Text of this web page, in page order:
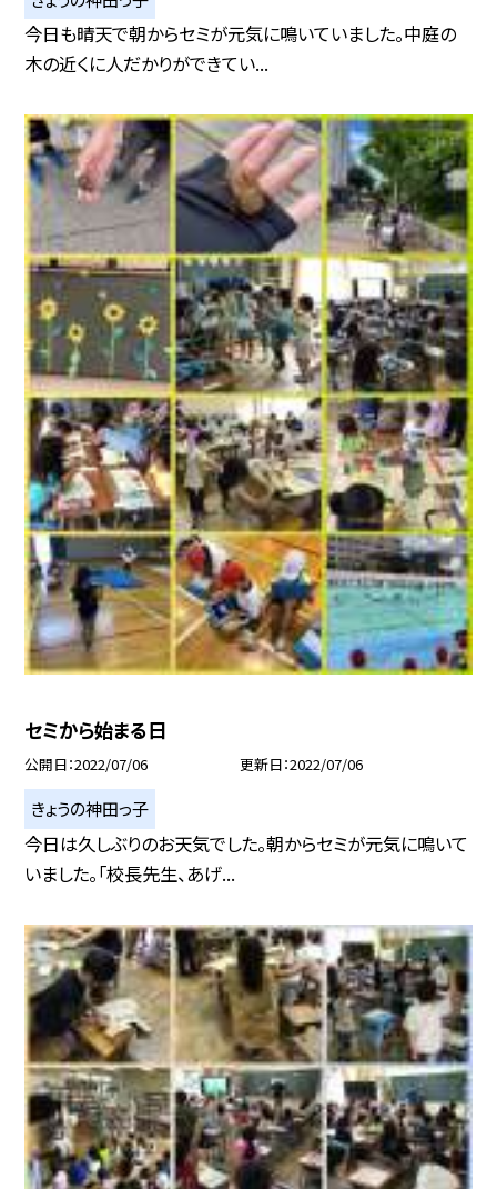
今日も晴天で朝からセミが元気に鳴いていました。中庭の
木の近くに人だかりができてい...
セミから始まる日
公開日 2022/07/06 更新日 2022/07/06
きょうの神田っ子
今日は久しぶりのお天気でした。朝からセミが元気に鳴いて
いました。「校長先生、あげ...